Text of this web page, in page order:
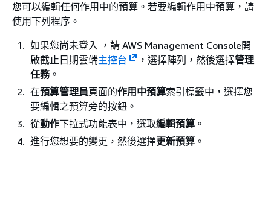
您可以編輯任何作用中的預算。若要編輯作用中預算，請
使用下列程序。
如果您尚未登入 ，請 AWS Management Console開
啟截止日期雲端主控台 ，選擇陣列，然後選擇管理
任務。
在預算管理員頁面的作用中預算索引標籤中，選擇您
要編輯之預算旁的按鈕。
從動作下拉式功能表中，選取編輯預算 。
進行您想要的變更，然後選擇更新預算 。